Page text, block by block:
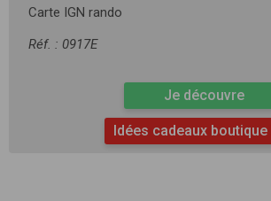
Carte IGN rando
Réf. : 0917E
Je découvre
Idées cadeaux boutique